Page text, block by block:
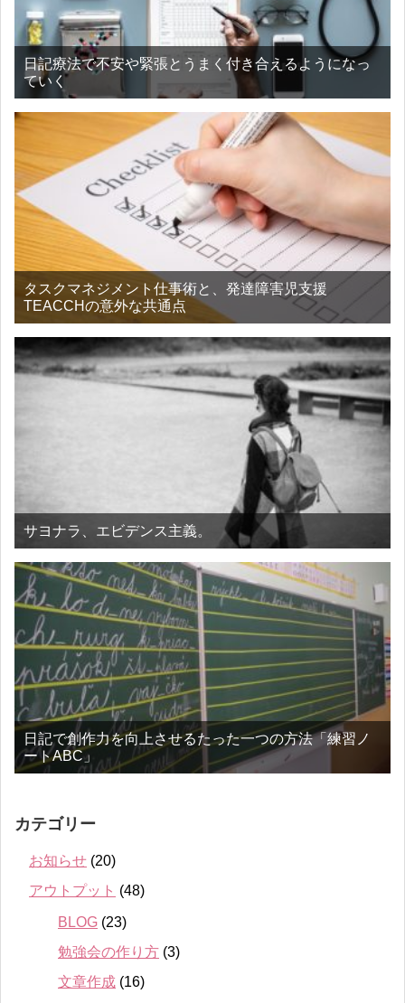
日記療法で不安や緊張とうまく付き合えるようになっ
ていく
タスクマネジメント仕事術と、発達障害児支援
TEACCHの意外な共通点
サヨナラ、エビデンス主義。
日記で創作力を向上させるたった一つの方法「練習ノ
ートABC」
カテゴリー
お知らせ (20)
アウトプット (48)
BLOG (23)
勉強会の作り方 (3)
文章作成 (16)